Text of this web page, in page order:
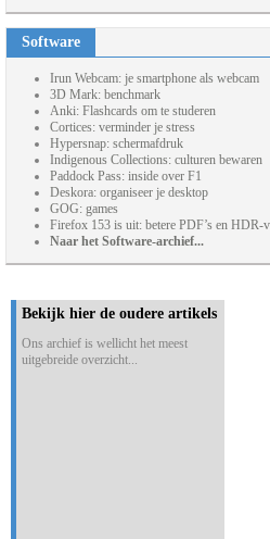
Software
Irun Webcam: je smartphone als webcam
3D Mark: benchmark
Anki: Flashcards om te studeren
Cortices: verminder je stress
Hypersnap: schermafdruk
Indigenous Collections: culturen bewaren
Paddock Pass: inside over F1
Deskora: organiseer je desktop
GOG: games
Firefox 153 is uit: betere PDF’s en HDR-
Naar het Software-archief...
Bekijk hier de oudere artikels
Ons archief is wellicht het meest
uitgebreide overzicht...